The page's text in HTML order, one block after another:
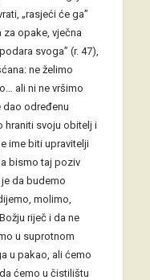
„rasjeći će ga”
za opake, vječna
svoga” (r. 47),
ne želimo
ali ni ne vršimo
dao određenu
hraniti svoju obitelj i
ime biti upravitelji
bismo taj poziv
da budemo
molimo,
riječ i da ne
u suprotnom
u pakao, ali ćemo
ćemo u čistilištu